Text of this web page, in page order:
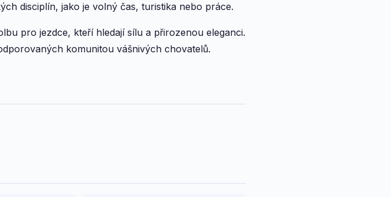
disciplín, jako je volný čas, turistika nebo práce.
pro jezdce, kteří hledají sílu a přirozenou eleganci.
komunitou vášnivých chovatelů.